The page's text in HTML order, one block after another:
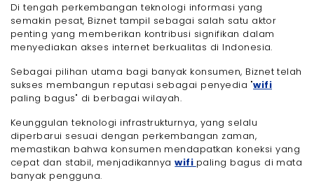
Di tengah perkembangan teknologi informasi yang
semakin pesat, Biznet tampil sebagai salah satu aktor
penting yang memberikan kontribusi signifikan dalam
menyediakan akses internet berkualitas di Indonesia.
Sebagai pilihan utama bagi banyak konsumen, Biznet telah
sukses membangun reputasi sebagai penyedia "wifi
paling bagus" di berbagai wilayah.
Keunggulan teknologi infrastrukturnya, yang selalu
diperbarui sesuai dengan perkembangan zaman,
memastikan bahwa konsumen mendapatkan koneksi yang
cepat dan stabil, menjadikannyawifi paling bagus di mata
banyak pengguna.